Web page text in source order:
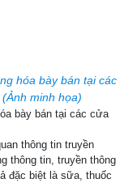
hóa bày bán tại các
minh họa)
bày bán tại các cửa
thông tin truyền
thông tin, truyền thông
đặc biệt là sữa, thuốc